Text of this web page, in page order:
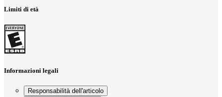
Limiti di età
Informazioni legali
Responsabilità dell'articolo